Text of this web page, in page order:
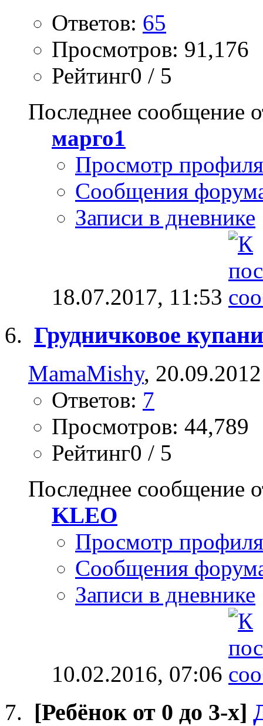
Ответов: 65
Просмотров: 91,176
Рейтинг0 / 5
Последнее сообщение
марго1
Просмотр профиля
Сообщения
Записи в дневнике
18.07.2017, 11:53
Грудничковое
MamaMishy,
Ответов: 7
Просмотров: 44,789
Рейтинг0 / 5
Последнее сообщение
KLEO
Просмотр профиля
Сообщения
Записи в дневнике
10.02.2016, 07:06
[Ребёнок от 0 до 3-х]